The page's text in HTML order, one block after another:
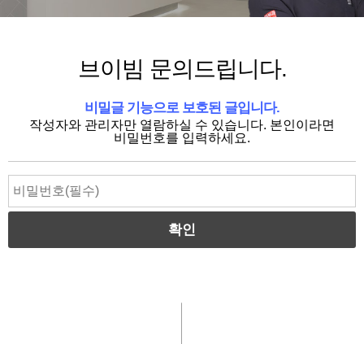
브이빔 문의드립니다.
비밀글 기능으로 보호된 글입니다.
작성자와 관리자만 열람하실 수 있습니다. 본인이라면
비밀번호를 입력하세요.